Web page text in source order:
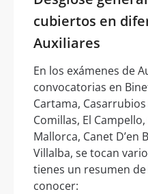
cubiertos en
Auxiliares
En los exámenes de
convocatorias en
Cartama,
Comillas, El
Mallorca, Canet D’en
Villalba, se tocan
tienes un resumen
conocer: